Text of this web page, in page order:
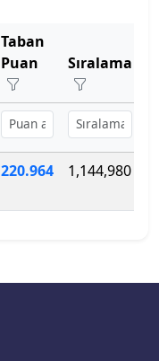
Taban
Puan
Sıralama
220.964 1,144,980